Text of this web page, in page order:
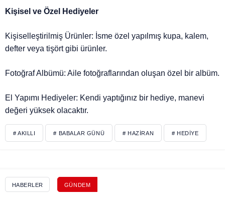
Kişisel ve Özel Hediyeler
Kişiselleştirilmiş Ürünler: İsme özel yapılmış kupa, kalem,
defter veya tişört gibi ürünler.
Fotoğraf Albümü: Aile fotoğraflarından oluşan özel bir albüm.
El Yapımı Hediyeler: Kendi yaptığınız bir hediye, manevi
değeri yüksek olacaktır.
# AKILLI # BABALAR GÜNÜ # HAZIRAN # HEDIYE
HABERLER GÜNDEM